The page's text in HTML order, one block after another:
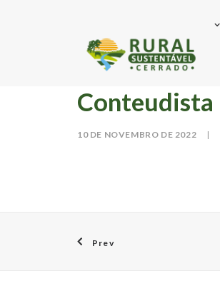
Conteudista
10 DE NOVEMBRO DE 2022 |
Prev